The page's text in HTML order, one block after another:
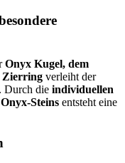
Onyx Kugel, dem
Zierring verleiht der
Durch die individuellen
Steins entsteht eine